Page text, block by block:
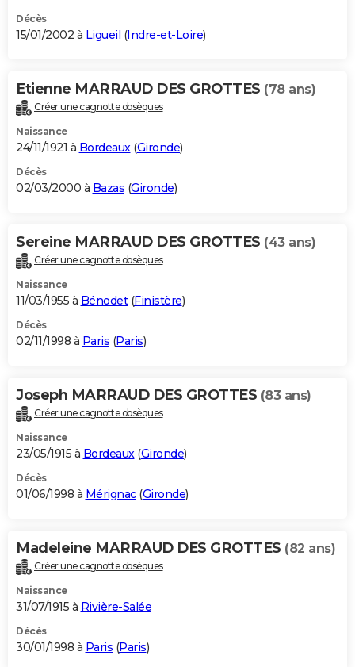
Décès
15/01/2002 à Ligueil (Indre-et-Loire)
Etienne MARRAUD DES GROTTES (78 ans)
Créer une cagnotte obsèques
Naissance
24/11/1921 à Bordeaux(Gironde)
Décès
02/03/2000 à Bazas (Gironde)
Sereine MARRAUD DES GROTTES (43 ans)
Créer une cagnotte obsèques
Naissance
11/03/1955 à Bénodet(Finistère)
Décès
02/11/1998 à Paris (Paris)
Joseph MARRAUD DES GROTTES (83 ans)
Créer une cagnotte obsèques
Naissance
23/05/1915 à Bordeaux(Gironde)
Décès
01/06/1998 à Mérignac(Gironde)
Madeleine MARRAUD DES GROTTES (82 ans)
Créer une cagnotte obsèques
Naissance
31/07/1915 à Rivière-Salée
Décès
30/01/1998 à Paris (Paris)